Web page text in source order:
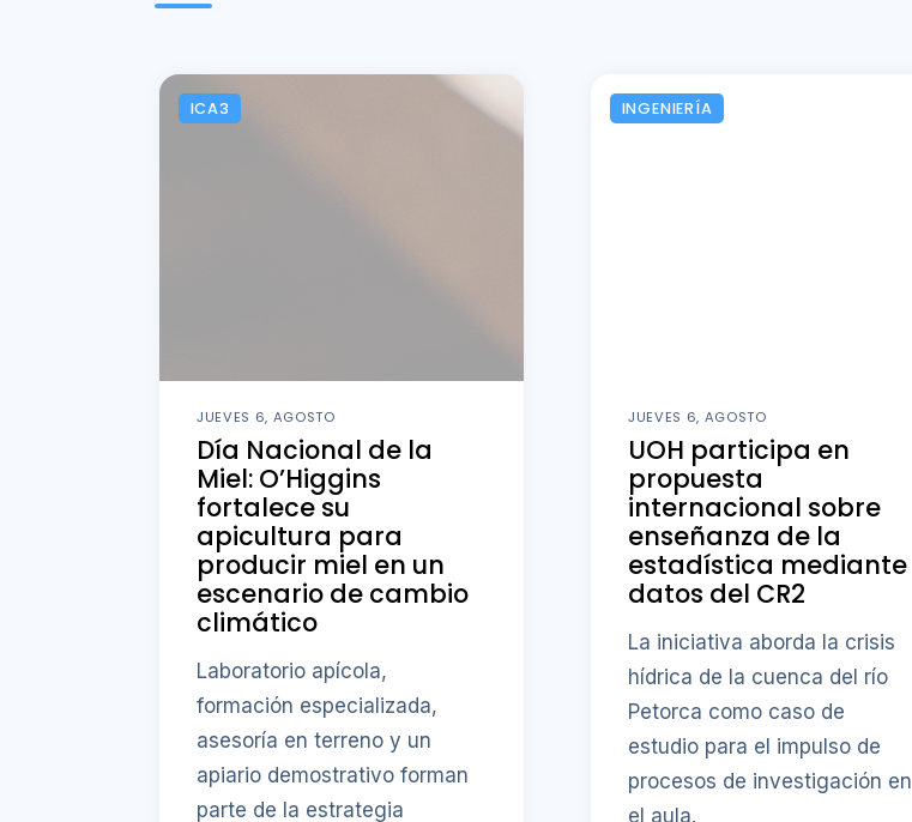
ICA3
JUEVES 6, AGOSTO
Día Nacional de la
Miel: O’Higgins
fortalece su
apicultura para
producir miel en un
escenario de cambio
climático
Laboratorio apícola,
formación especializada,
asesoría en terreno y un
apiario demostrativo forman
parte de la estrategia
INGENIERÍA
JUEVES 6, AGOSTO
UOH participa en
propuesta
internacional sobre
enseñanza de la
estadística mediante
datos del CR2
La iniciativa aborda la crisis
hídrica de la cuenca del río
Petorca como caso de
estudio para el impulso de
procesos de investigación en
el aula.